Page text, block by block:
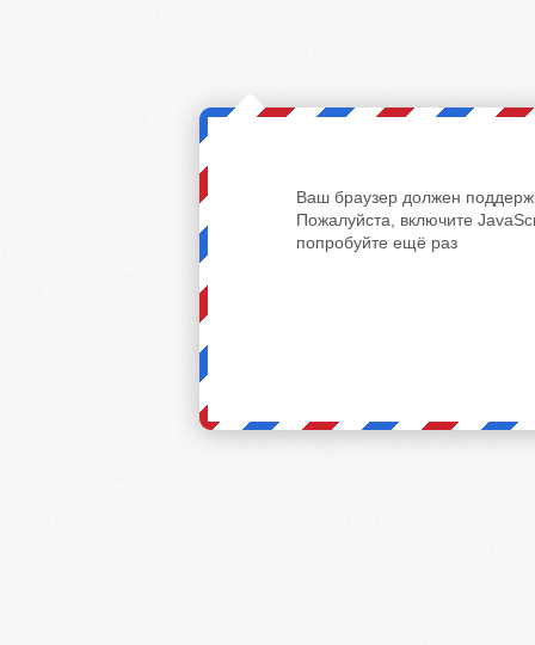
Ваш браузер должен
Пожалуйста, включите
попробуйте ещё раз